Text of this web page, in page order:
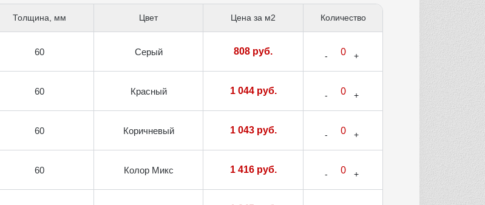
Толщина, мм Цвет Цена за м2 Количество
60 Серый 808 руб.
60 Красный 1 044 руб.
60 Коричневый 1 043 руб.
60 Колор Микс 1 416 руб.